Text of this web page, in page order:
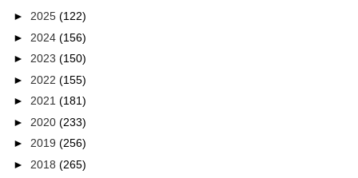
► 2025 (122)
► 2024 (156)
► 2023 (150)
► 2022 (155)
► 2021 (181)
► 2020 (233)
► 2019 (256)
► 2018 (265)